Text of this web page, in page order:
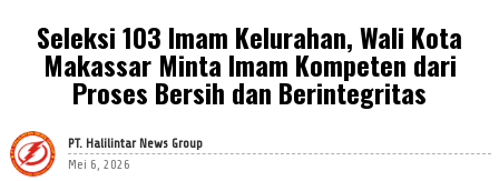
Seleksi 103 Imam Kelurahan, Wali Kota
Makassar Minta Imam Kompeten dari
Proses Bersih dan Berintegritas
PT. Halilintar News Group
Mei 6, 2026